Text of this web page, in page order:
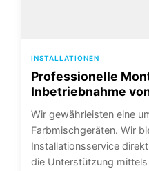
INSTALLATIONEN
Professionelle
Inbetriebnahme
Wir gewährleisten eine
Farbmischgeräten. Wir
Installationsservice
die Unterstützung